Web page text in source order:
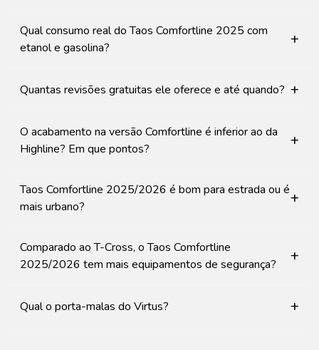
Qual consumo real do Taos Comfortline 2025 com
etanol e gasolina?
+
Quantas revisões gratuitas ele oferece e até quando? +
O acabamento na versão Comfortline é inferior ao da
Highline? Em que pontos?
+
Taos Comfortline 2025/2026 é bom para estrada ou é
mais urbano?
+
Comparado ao T-Cross, o Taos Comfortline
2025/2026 tem mais equipamentos de segurança?
+
Qual o porta-malas do Virtus? +